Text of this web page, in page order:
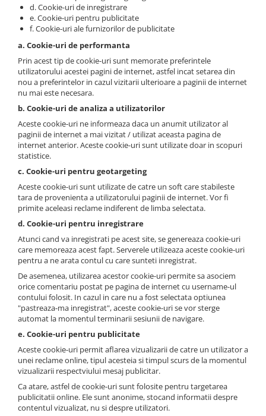
d. Cookie-uri de inregistrare
e. Cookie-uri pentru publicitate
f. Cookie-uri ale furnizorilor de publicitate
a. Cookie-uri de performanta
Prin acest tip de cookie-uri sunt memorate preferintele
utilizatorului acestei pagini de internet, astfel incat setarea din
nou a preferintelor in cazul vizitarii ulterioare a paginii de internet
nu mai este necesara.
b. Cookie-uri de analiza a utilizatorilor
Aceste cookie-uri ne informeaza daca un anumit utilizator al
paginii de internet a mai vizitat / utilizat aceasta pagina de
internet anterior. Aceste cookie-uri sunt utilizate doar in scopuri
statistice.
c. Cookie-uri pentru geotargeting
Aceste cookie-uri sunt utilizate de catre un soft care stabileste
tara de provenienta a utilizatorului paginii de internet. Vor fi
primite aceleasi reclame indiferent de limba selectata.
d. Cookie-uri pentru inregistrare
Atunci cand va inregistrati pe acest site, se genereaza cookie-uri
care memoreaza acest fapt. Serverele utilizeaza aceste cookie-uri
pentru a ne arata contul cu care sunteti inregistrat.
De asemenea, utilizarea acestor cookie-uri permite sa asociem
orice comentariu postat pe pagina de internet cu username-ul
contului folosit. In cazul in care nu a fost selectata optiunea
"pastreaza-ma inregistrat", aceste cookie-uri se vor sterge
automat la momentul terminarii sesiunii de navigare.
e. Cookie-uri pentru publicitate
Aceste cookie-uri permit aflarea vizualizarii de catre un utilizator a
unei reclame online, tipul acesteia si timpul scurs de la momentul
vizualizarii respectviului mesaj publicitar.
Ca atare, astfel de cookie-uri sunt folosite pentru targetarea
publicitatii online. Ele sunt anonime, stocand informatii despre
contentul vizualizat, nu si despre utilizatori.